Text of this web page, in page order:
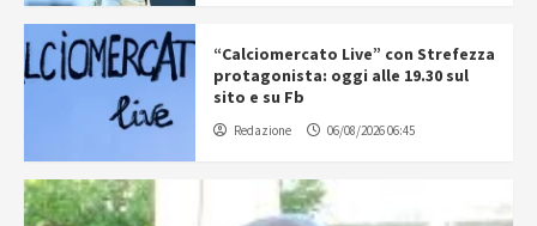
“Calciomercato Live” con Strefezza
protagonista: oggi alle 19.30 sul
sito e su Fb
Redazione 06/08/2026 06:45